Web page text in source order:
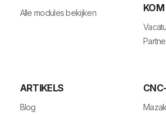
Alle modules bekijken
ARTIKELS
Blog
Mazak